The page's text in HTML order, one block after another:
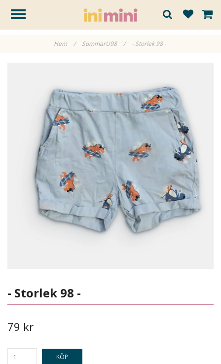
Hem / SommarU98 / - Storlek 98 -
- Storlek 98 -
79 kr
KÖP